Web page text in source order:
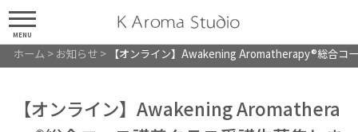
MENU
ホーム > お知らせ> 【オンライン】Awakening Aromatherapy®総合コ
【オンライン】Awakening Aromathera